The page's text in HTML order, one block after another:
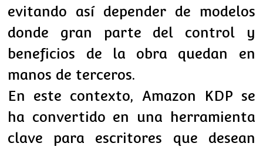
evitando así depender de modelos
donde gran parte del control y
beneficios de la obra quedan en
manos de terceros.
En este contexto, Amazon KDP se
ha convertido en una herramienta
clave para escritores que desean